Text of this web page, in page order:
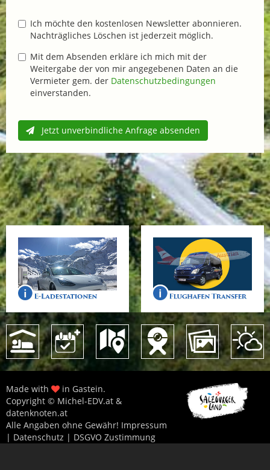
Ich möchte den kostenlosen Newsletter abonnieren.
Nachträgliches Löschen ist jederzeit möglich.
Mit dem Absenden erkläre ich mich mit der
Weitergabe der von mir angegebenen Daten an die
Vermieter gem. der Datenschutzbedingungen
einverstanden.
Jetzt unverbindliche Anfrage absenden
Made with
in Gastein.
Copyright © Michel-EDV.at &
datenknoten.at
Alle Angaben ohne Gewähr! Impressum
| Datenschutz | DSGVO Zustimmung